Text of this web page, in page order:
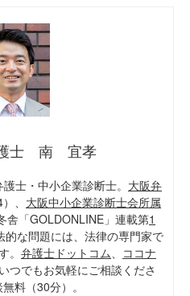
士 南 宜孝
士・中小企業診断士。 大阪弁
、 大阪中小企業診断士会所属
舎「GOLDONLINE」連載第1
的な問題には、法律の専門家で
。 弁護士ドットコム、 ココナ
つでもお気軽にご相談くださ
料（30分）。